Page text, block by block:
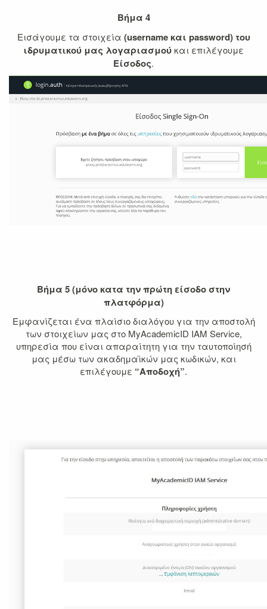
Βήμα 4
Εισάγουμε τα στοιχεία (username και password) του
ιδρυματικού μας λογαριασμούκαι επιλέγουμε
Είσοδος.
Βήμα 5 (μόνο κατα την πρώτη είσοδο στην
πλατφόρμα)
Εμφανίζεται ένα πλαίσιο διαλόγου για την αποστολή
των στοιχείων μας στο MyAcademicID IAM Service,
υπηρεσία που είναι απαραίτητη για την ταυτοποίησή
μας μέσω των ακαδημαϊκών μας κωδικών, και
επιλέγουμε “Αποδοχή”.